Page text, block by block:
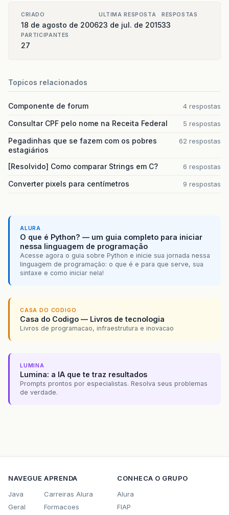
CRIADO
18 de agosto de 2006
ULTIMA RESPOSTA
23 de jul. de 2015
RESPOSTAS
33
PARTICIPANTES
27
Topicos relacionados
Componente de forum 4 respostas
Consultar CPF pelo nome na Receita Federal 5 respostas
Pegadinhas que se fazem com os pobres
estagiários
62 respostas
[Resolvido] Como comparar Strings em C? 6 respostas
Converter pixels para centímetros 9 respostas
ALURA
O que é Python? — um guia completo para iniciar
nessa linguagem de programação
Acesse agora o guia sobre Python e inicie sua jornada nessa
linguagem de programação: o que é e para que serve, sua
sintaxe e como iniciar nela!
CASA DO CODIGO
Casa do Codigo — Livros de tecnologia
Livros de programacao, infraestrutura e inovacao
LUMINA
Lumina: a IA que te traz resultados
Prompts prontos por especialistas. Resolva seus problemas
de verdade.
NAVEGUE
Java
Geral
APRENDA
Carreiras Alura
Formacoes
CONHECA O GRUPO
Alura
FIAP